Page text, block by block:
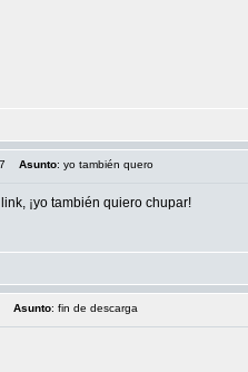
Asunto: yo también quero
¡yo también quiero chupar!
Asunto: fin de descarga